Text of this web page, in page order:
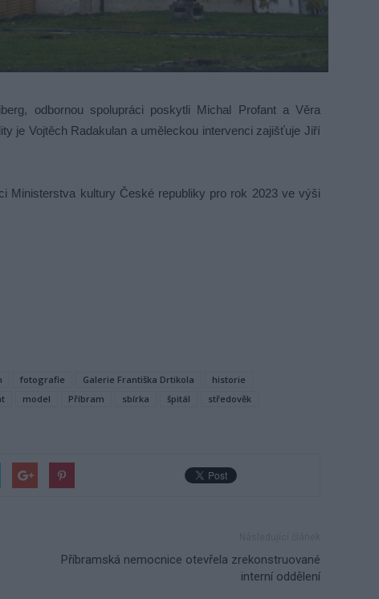
odbornou spolupráci poskytli Michal Profant a Věra
je Vojtěch Radakulan a uměleckou intervenci zajišťuje Jiří
Ministerstva kultury České republiky pro rok 2023 ve výši
fotografie Galerie Františka Drtikola
historie
model Příbram sbírka špitál
středověk
Příbramská nemocnice otevřela zrekonstruované
interní oddělení